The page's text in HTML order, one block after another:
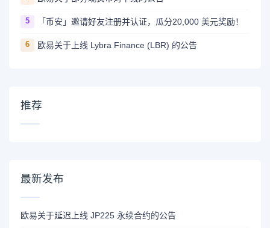
5 「币安」邀请好友注册并认证，瓜分20,000 美元奖励！
6 欧易关于上线 Lybra Finance (LBR) 的公告
推荐
最新发布
欧易关于延迟上线 JP225 永续合约的公告